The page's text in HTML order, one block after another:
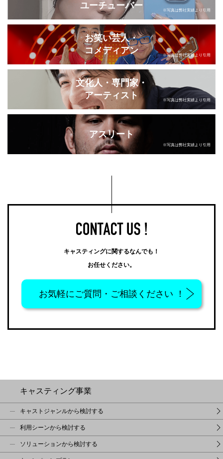
ユーチューバー
※写真は弊社実績より引用
お笑い芸人・
コメディアン
※写真は弊社実績より引用
文化人・専門家・
アーティスト
※写真は弊社実績より引用
アスリート
※写真は弊社実績より引用
キャスティングに関するなんでも！
お任せください。
お気軽にご質問・ご相談ください ！
キャスティング事業
キャストジャンルから検討する
利用シーンから検討する
ソリューションから検討する